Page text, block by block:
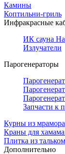
Камины
Коптильни-гриль
Инфракрасные
ИК сауна
Излучатели
Парогенераторы
Запчасти к
Курны из мрамора
Краны для
Плитка из
Дополнительно